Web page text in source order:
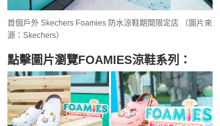
首個戶外 Skechers Foamies 防水涼鞋期間限定店 （圖片來
源：Skechers） ​
點擊圖片瀏覽FOAMIES涼鞋系列：